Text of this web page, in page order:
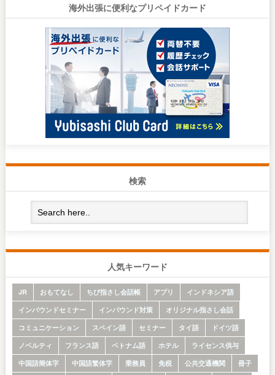
海外出張に便利なプリペイドカード
検索
人気キーワード
JR おもてなし ちび指さし会話帳 アプリ
インドネシア語
インバウンドセミナー
インバウンド対策
オリジナル指さし会話
コミュニケーション
スペイン語 セミナー タイ語
ドイツ語
ノベルティ
フランス語 ベトナム語 ホテル
ライセンス供与
中国語簡体字
中国語繁体字 乗務員 免税 公共交通機関
冊子